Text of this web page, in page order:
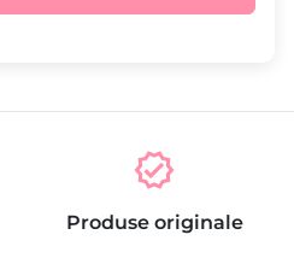
verified
Produse originale